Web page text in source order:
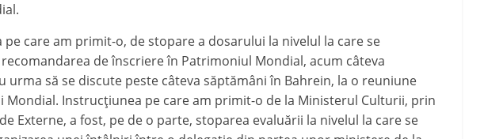
care am primit-o, de stopare a dosarului la nivelul la care se
de înscriere în Patrimoniul Mondial, acum câteva
urma să se discute peste câteva săptămâni în Bahrein, la o reuniune
Mondial. Instrucțiunea pe care am primit-o de la Ministerul Culturii, prin
Externe, a fost, pe de o parte, stoparea evaluării la nivelul la care se